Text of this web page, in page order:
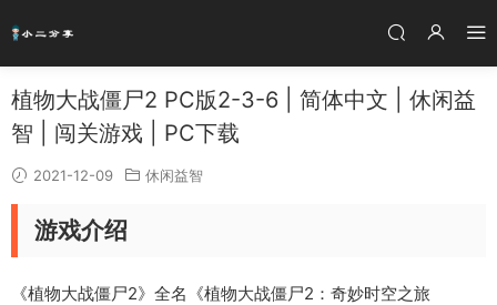
植物大战僵尸2 PC版2-3-6 | 简体中文 | 休闲益
智 | 闯关游戏 | PC下载
2021-12-09 休闲益智
游戏介绍
《植物大战僵尸2》全名《植物大战僵尸2：奇妙时空之旅